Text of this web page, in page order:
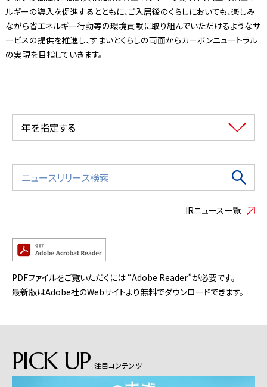
ルギーの導入を促進するとともに、ご入居後のくらしにおいても、楽しみ
ながら省エネルギー行動等の環境貢献に取り組んでいただけるようなサ
ービスの提供を推進し、すまいとくらしの両面からカーボンニュートラル
の実現を目指していきます。
年を指定する
IRニュース一覧
PDFファイルをご覧いただくには “Adobe Reader”が必要です。
最新版はAdobe社のWebサイトより無料でダウンロードできます。
PICK UP 注目コンテンツ